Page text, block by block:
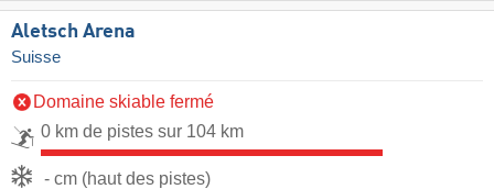
Aletsch Arena
Suisse
Domaine skiable fermé
0 km de pistes sur 104 km
- cm (haut des pistes)